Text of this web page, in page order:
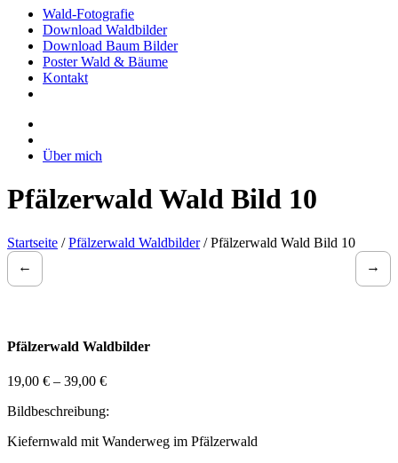
Wald-Fotografie
Download Waldbilder
Download Baum Bilder
Poster Wald & Bäume
Kontakt
Über mich
Pfälzerwald Wald Bild 10
Startseite /Pfälzerwald Waldbilder/ Pfälzerwald Wald Bild 10
←
→
Pfälzerwald Waldbilder
19,00 € – 39,00 €
Bildbeschreibung:
Kiefernwald mit Wanderweg im Pfälzerwald